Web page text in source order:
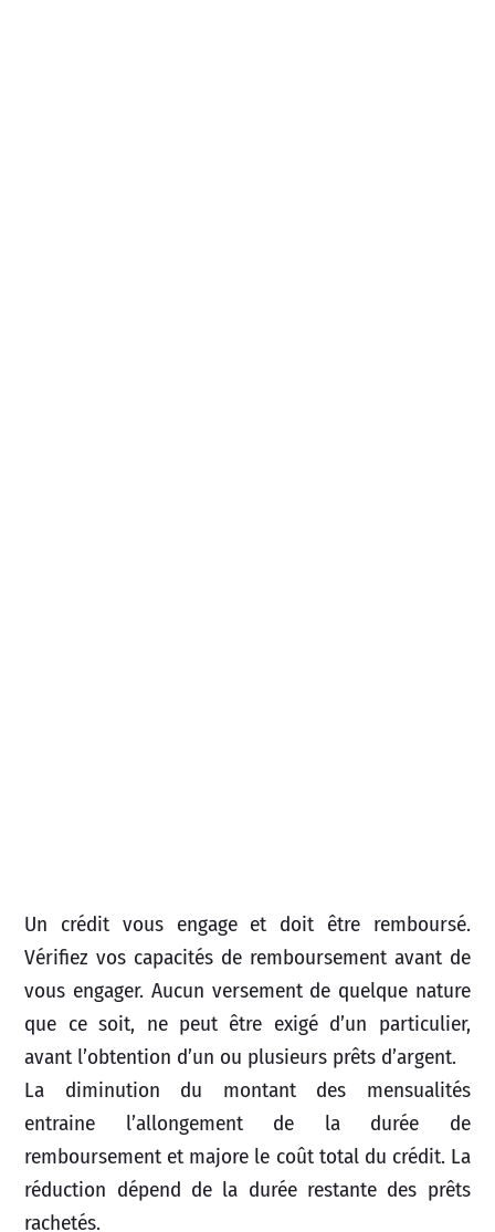
Un crédit vous engage et doit être remboursé.
Vérifiez vos capacités de remboursement avant de
vous engager. Aucun versement de quelque nature
que ce soit, ne peut être exigé d’un particulier,
avant l’obtention d’un ou plusieurs prêts d’argent.
La diminution du montant des mensualités
entraine l’allongement de la durée de
remboursement et majore le coût total du crédit. La
réduction dépend de la durée restante des prêts
rachetés.